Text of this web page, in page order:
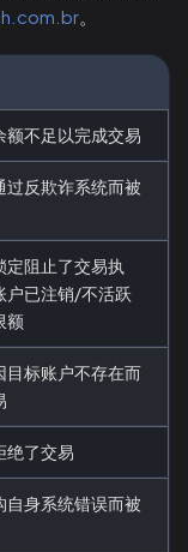
。
额不足以完成交易
过反欺诈系统而被
定阻止了交易执
户已注销/不活跃
额
目标账户不存在而
绝了交易
自身系统错误而被